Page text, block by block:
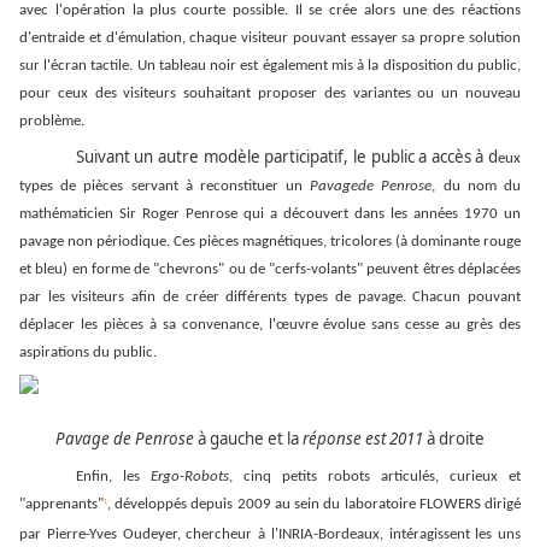
avec l'opération la plus courte possible. Il se crée alors une des réactions
d'entraide et d'émulation, chaque visiteur pouvant essayer sa propre solution
sur l'écran tactile. Un tableau noir est également mis à la disposition du public,
pour ceux des visiteurs souhaitant proposer des variantes ou un nouveau
problème.
Suivant un autre modèle participatif, le public a accès à deux
types de pièces servant à reconstituer un Pavagede Penrose, du nom du
mathématicien Sir Roger Penrose qui a découvert dans les années 1970 un
pavage non périodique. Ces pièces magnétiques, tricolores (à dominante rouge
et bleu) en forme de "chevrons" ou de "cerfs-volants" peuvent êtres déplacées
par les visiteurs afin de créer différents types de pavage. Chacun pouvant
déplacer les pièces à sa convenance, l'œuvre évolue sans cesse au grès des
aspirations du public.
Pavage de Penroseà gauche et laréponse est 2011 à droite
Enfin, les Ergo-Robots, cinq petits robots articulés, curieux et
"apprenants"1, développés depuis 2009 au sein du laboratoire FLOWERS dirigé
par Pierre-Yves Oudeyer, chercheur à l'INRIA-Bordeaux, intéragissent les uns